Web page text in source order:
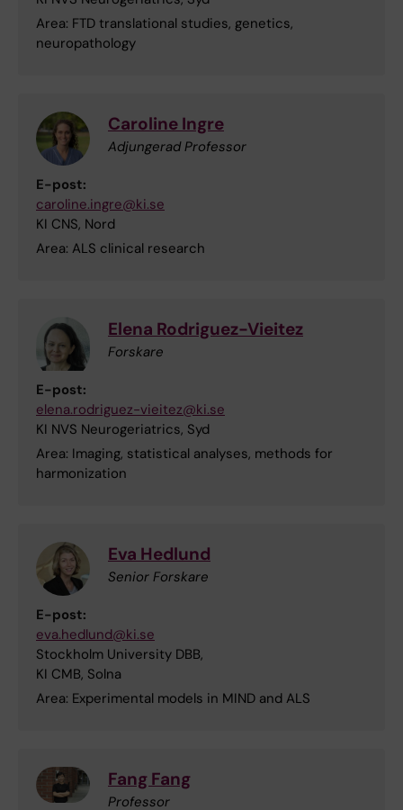
Area: FTD translational studies, genetics,
neuropathology
Caroline Ingre
Adjungerad Professor
E-post:
caroline.ingre@ki.se
KI CNS, Nord
Area: ALS clinical research
Elena Rodriguez-Vieitez
Forskare
E-post:
elena.rodriguez-vieitez@ki.se
KI NVS Neurogeriatrics, Syd
Area: Imaging, statistical analyses, methods for
harmonization
Eva Hedlund
Senior Forskare
E-post:
eva.hedlund@ki.se
Stockholm University DBB,
KI CMB, Solna
Area: Experimental models in MIND and ALS
Fang Fang
Professor